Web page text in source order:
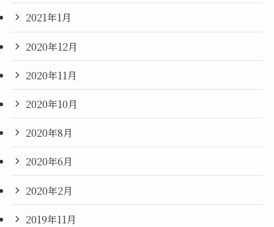
2021年1月
2020年12月
2020年11月
2020年10月
2020年8月
2020年6月
2020年2月
2019年11月